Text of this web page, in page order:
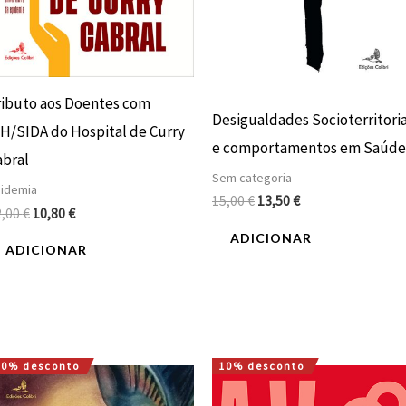
aos Doentes com
SIDA do Hospital de Curry
€ 10,80€
ADICIONAR
Desigualdades
e comportamentos em Saúde
Sem categoria
15,00€ 13,50€
ADICIONAR
desconto
O
preço
O
preço
10% desconto
O
preço
O
preço